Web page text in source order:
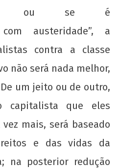
ou se é
com austeridade”, a
contra a classe
não será nada melhor,
um jeito ou de outro,
capitalista que eles
mais, será baseado
e das vidas da
na posterior redução